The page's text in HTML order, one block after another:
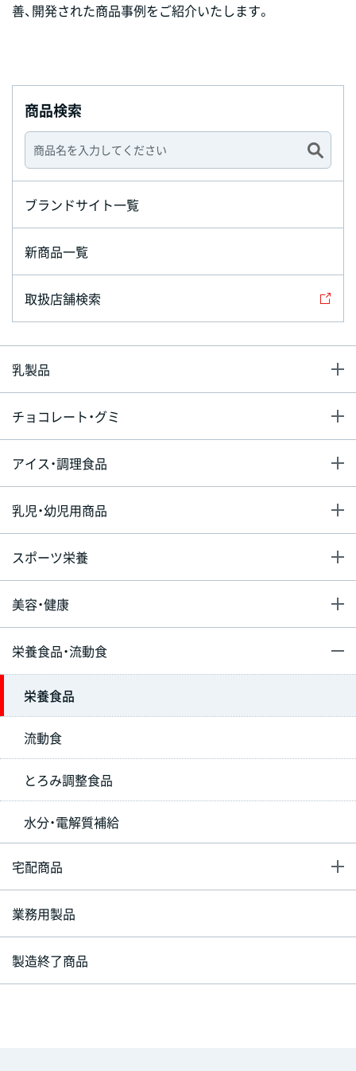
善、開発された商品事例をご紹介いたします。
商品検索
ブランドサイト一覧
新商品一覧
取扱店舗検索
乳製品
チョコレート・グミ
アイス・調理食品
乳児・幼児用商品
スポーツ栄養
美容・健康
栄養食品・流動食
栄養食品
流動食
とろみ調整食品
水分・電解質補給
宅配商品
業務用製品
製造終了商品